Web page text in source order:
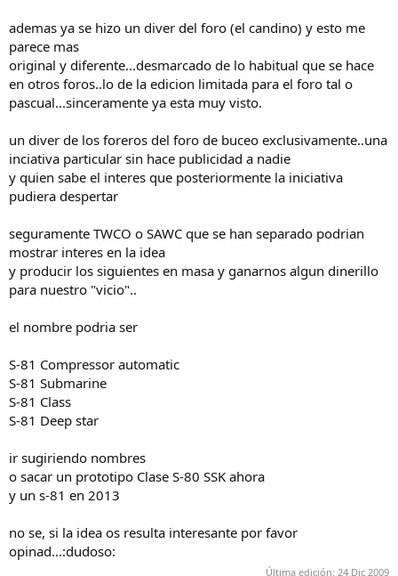
ademas ya se hizo un diver del foro (el candino) y esto me
parece mas
original y diferente...desmarcado de lo habitual que se hace
en otros foros..lo de la edicion limitada para el foro tal o
pascual...sinceramente ya esta muy visto.
un diver de los foreros del foro de buceo exclusivamente..una
inciativa particular sin hace publicidad a nadie
y quien sabe el interes que posteriormente la iniciativa
pudiera despertar
seguramente TWCO o SAWC que se han separado podrian
mostrar interes en la idea
y producir los siguientes en masa y ganarnos algun dinerillo
para nuestro "vicio"..
el nombre podria ser
S-81 Compressor automatic
S-81 Submarine
S-81 Class
S-81 Deep star
ir sugiriendo nombres
o sacar un prototipo Clase S-80 SSK ahora
y un s-81 en 2013
no se, si la idea os resulta interesante por favor
opinad...:dudoso:
Última edición: 24 Dic 2009